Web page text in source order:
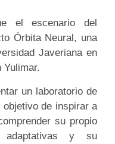
el escenario del
Órbita Neural, una
Javeriana en
Yulimar.
un laboratorio de
de inspirar a
su propio
adaptativas y su